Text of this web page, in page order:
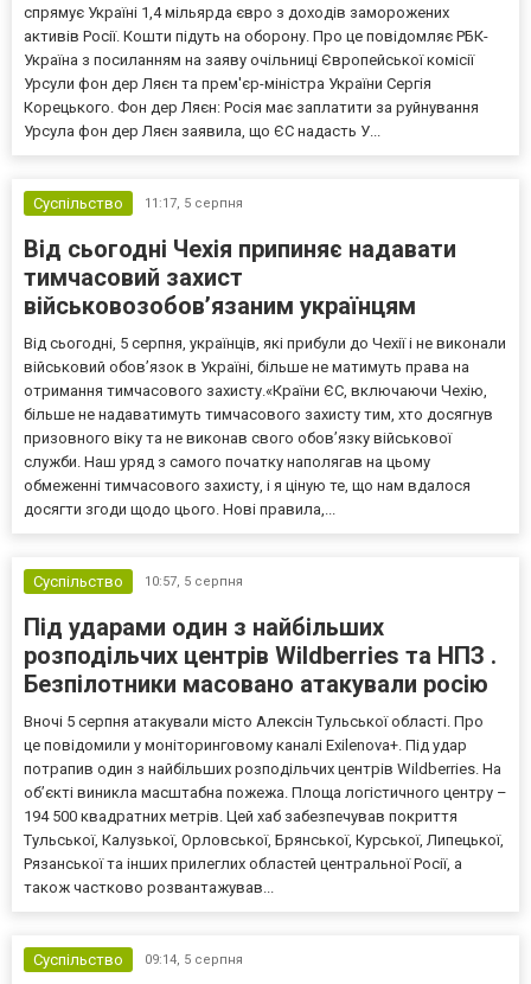
спрямує Україні 1,4 мільярда євро з доходів заморожених
активів Росії. Кошти підуть на оборону. Про це повідомляє РБК-
Україна з посиланням на заяву очільниці Європейської комісії
Урсули фон дер Ляєн та прем'єр-міністра України Сергія
Корецького. Фон дер Ляєн: Росія має заплатити за руйнування
Урсула фон дер Ляєн заявила, що ЄС надасть У...
Суспільство 11:17, 5 серпня
Від сьогодні Чехія припиняє надавати
тимчасовий захист
військовозобов’язаним українцям
Від сьогодні, 5 серпня, українців, які прибули до Чехії і не виконали
військовий обов’язок в Україні, більше не матимуть права на
отримання тимчасового захисту.«Країни ЄС, включаючи Чехію,
більше не надаватимуть тимчасового захисту тим, хто досягнув
призовного віку та не виконав свого обов’язку військової
служби. Наш уряд з самого початку наполягав на цьому
обмеженні тимчасового захисту, і я ціную те, що нам вдалося
досягти згоди щодо цього. Нові правила,...
Суспільство 10:57, 5 серпня
Під ударами один з найбільших
розподільчих центрів Wildberries та НПЗ .
Безпілотники масовано атакували росію
Вночі 5 серпня атакували місто Алексін Тульської області. Про
це повідомили у моніторинговому каналі Exilenova+. Під удар
потрапив один з найбільших розподільчих центрів Wildberries. На
об’єкті виникла масштабна пожежа. Площа логістичного центру –
194 500 квадратних метрів. Цей хаб забезпечував покриття
Тульської, Калузької, Орловської, Брянської, Курської, Липецької,
Рязанської та інших прилеглих областей центральної Росії, а
також частково розвантажував...
Суспільство 09:14, 5 серпня